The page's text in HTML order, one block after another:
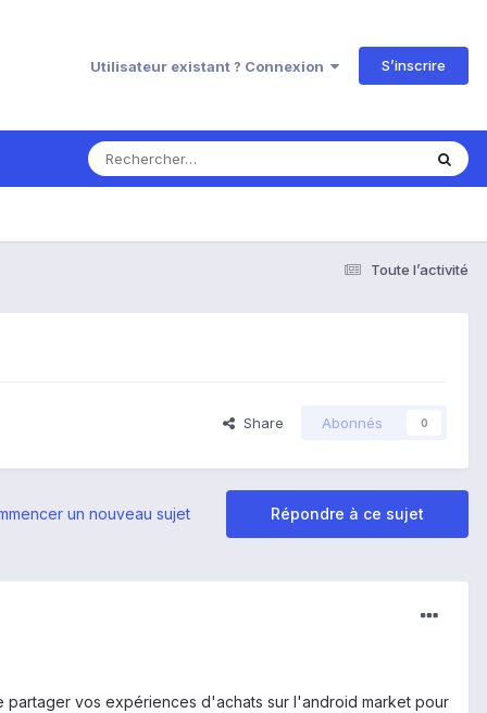
Utilisateur existant ? Connexion S’inscrire
Toute l’activité
Share Abonnés 0
Répondre à ce sujet
un nouveau sujet
vos expériences d'achats sur l'android market pour